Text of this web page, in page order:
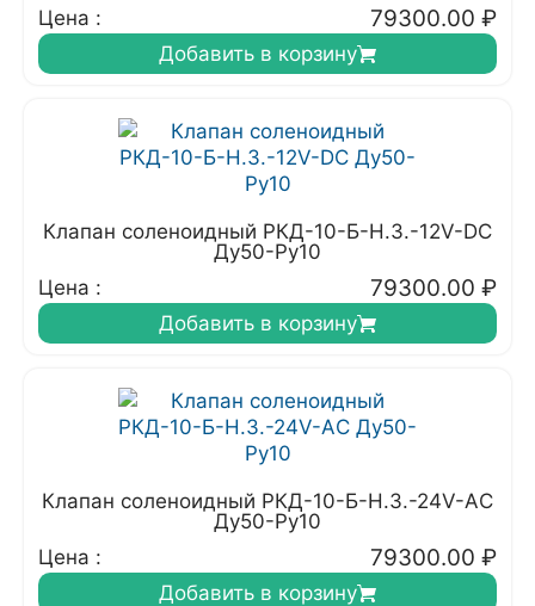
Цена :
79300.00 ₽
Добавить в корзину
Клапан соленоидный РКД-10-Б-Н.З.-12V-DC
Ду50-Ру10
Цена :
79300.00 ₽
Добавить в корзину
Клапан соленоидный РКД-10-Б-Н.З.-24V-АC
Ду50-Ру10
Цена :
79300.00 ₽
Добавить в корзину